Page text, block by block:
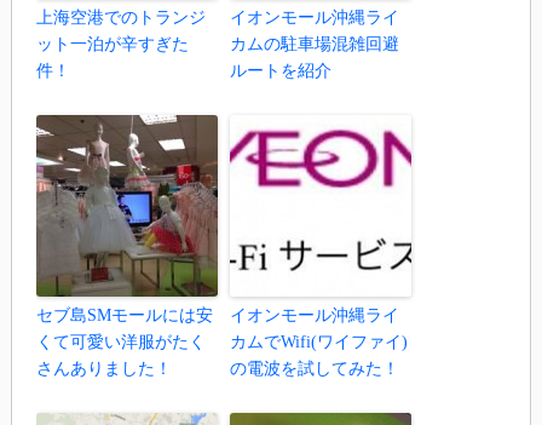
上海空港でのトランジ
ット一泊が辛すぎた
件！
イオンモール沖縄ライ
カムの駐車場混雑回避
ルートを紹介
セブ島SMモールには安
くて可愛い洋服がたく
さんありました！
イオンモール沖縄ライ
カムでWifi(ワイファイ)
の電波を試してみた！